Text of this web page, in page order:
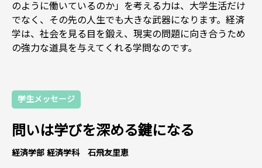
のように働いているのか」を考える力は、大学生活だけ
でなく、その先の人生でも大きな武器になります。経済
学は、社会を見る目を鍛え、現実の問題に向き合うため
の強力な道具を与えてくれる学問なのです。
学生メッセージ
問いは学びを深める鍵になる
経済学部 経済学科 石飛友里恵